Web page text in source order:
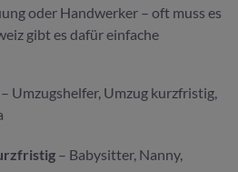
oder Handwerker – oft muss es
gibt es dafür einfache
– Umzugshelfer, Umzug kurzfristig,
– Babysitter, Nanny,